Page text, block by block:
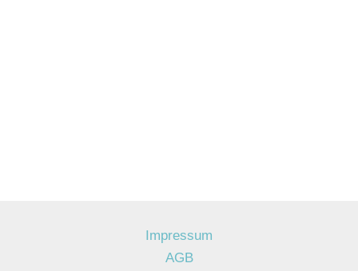
Impressum
AGB